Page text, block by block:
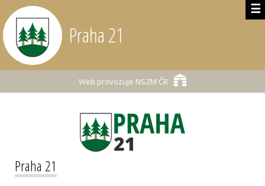
☰
Praha 21
Web provozuje NSZM ČR
Praha 21